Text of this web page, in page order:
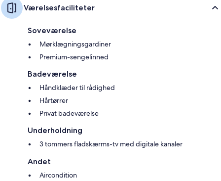
Værelsesfaciliteter
Soveværelse
Mørklægningsgardiner
Premium-sengelinned
Badeværelse
Håndklæder til rådighed
Hårtørrer
Privat badeværelse
Underholdning
3 tommers fladskærms-tv med digitale kanaler
Andet
Aircondition